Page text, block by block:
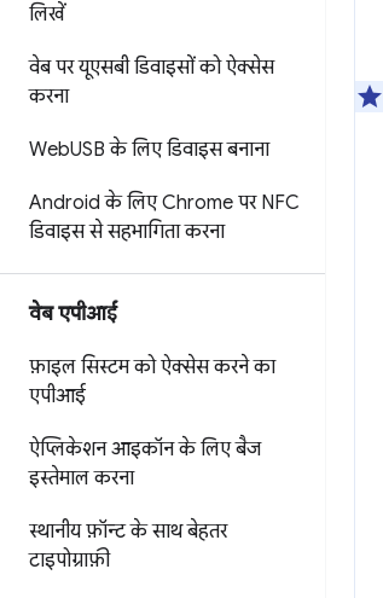
लिखें
वेब पर यूएसबी डिवाइसों को ऐक्सेस
करना
WebUSB के लिए डिवाइस बनाना
Android के लिए Chrome पर NFC
डिवाइस से सहभागिता करना
वेब एपीआई
फ़ाइल सिस्टम को ऐक्सेस करने का
एपीआई
ऐप्लिकेशन आइकॉन के लिए बैज
इस्तेमाल करना
स्थानीय फ़ॉन्ट के साथ बेहतर
टाइपोग्राफ़ी